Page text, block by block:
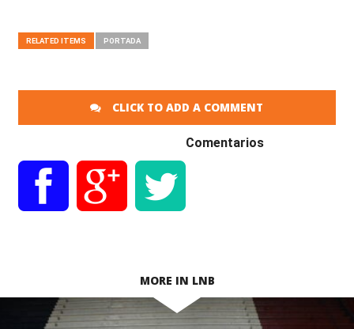
RELATED ITEMS PORTADA
CLICK TO ADD A COMMENT
Comentarios
MORE IN LNB